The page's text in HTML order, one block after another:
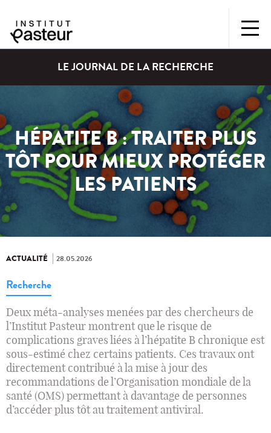
LE JOURNAL DE LA RECHERCHE
HÉPATITE B : TRAITER PLUS
TÔT POUR MIEUX PROTÉGER
LES PATIENTS
ACTUALITÉ 28.05.2026
Recherche
Deux méta-analyses menées par des chercheurs de
l’Institut Pasteur montrent que le risque de
complications graves liées à l’hépatite B chronique est
sous-estimé chez certains patients. Ces travaux ont
directement contribué à la mise à jour des
recommandations de l’Organisation mondiale de la
santé (OMS) permettant à davantage de personnes
d’accéder plus tôt au traitement antiviral.